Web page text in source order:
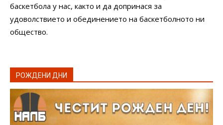
баскетбола у нас, както и да допринася за
удоволствието и обединението на баскетболното ни
общество.
РОЖДЕНИ ДНИ